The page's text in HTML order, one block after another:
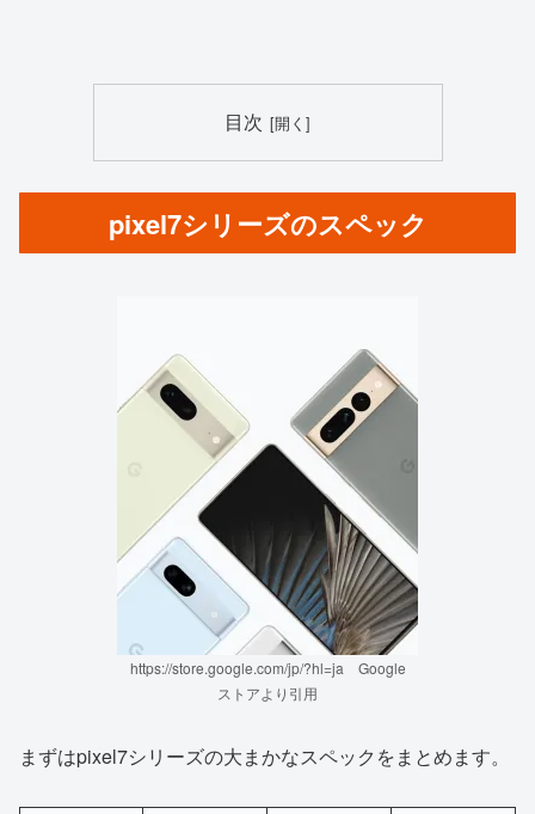
目次
pixel7シリーズのスペック
https://store.google.com/jp/?hl=ja Google
ストアより引用
まずはpixel7シリーズの大まかなスペックをまとめます。